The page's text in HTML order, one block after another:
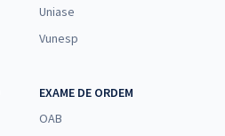
Uniase
Vunesp
EXAME DE ORDEM
OAB